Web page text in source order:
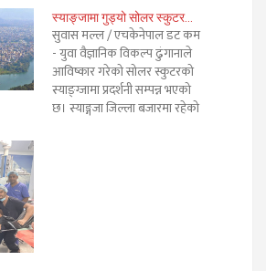
स्याङ्जामा गुड्यो सोलर स्कुटर…
सुवास मल्ल / एचकेनेपाल डट कम
- युवा वैज्ञानिक विकल्प ढुंगानाले
आविष्कार गरेको सोलर स्कुटरको
स्याङ्ग्जामा प्रदर्शनी सम्पन्न भएको
छ। स्याङ्गजा जिल्ला बजारमा रहेको